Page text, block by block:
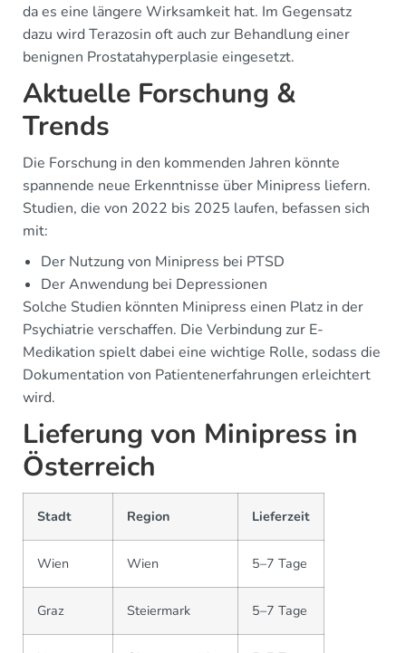
da es eine längere Wirksamkeit hat. Im Gegensatz
dazu wird Terazosin oft auch zur Behandlung einer
benignen Prostatahyperplasie eingesetzt.
Aktuelle Forschung &
Trends
Die Forschung in den kommenden Jahren könnte
spannende neue Erkenntnisse über Minipress liefern.
Studien, die von 2022 bis 2025 laufen, befassen sich
mit:
Der Nutzung von Minipress bei PTSD
Der Anwendung bei Depressionen
Solche Studien könnten Minipress einen Platz in der
Psychiatrie verschaffen. Die Verbindung zur E-
Medikation spielt dabei eine wichtige Rolle, sodass die
Dokumentation von Patientenerfahrungen erleichtert
wird.
Lieferung von Minipress in
Österreich
Stadt Region Lieferzeit
Wien Wien 5–7 Tage
Graz Steiermark 5–7 Tage